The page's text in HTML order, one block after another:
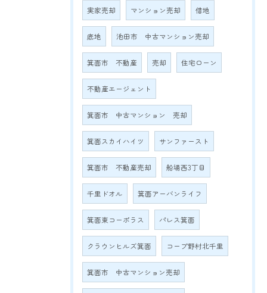
実家売却 マンション売却 借地
底地 池田市 中古マンション売却
箕面市 不動産 売却 住宅ローン
不動産エージェント
箕面市 中古マンション 売却
箕面スカイハイツ サンファースト
箕面市 不動産売却 船場西3丁目
千里ドオル 箕面アーバンライフ
箕面東コーポラス パレス箕面
クラウンヒルズ箕面 コープ野村北千里
箕面市 中古マンション売却